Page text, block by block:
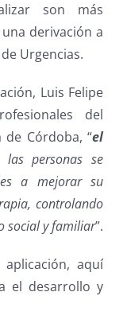
son más
derivación a
Urgencias.
Luis Felipe
del
Córdoba, “el
las personas se
a mejorar su
controlando
social y familiar”.
aquí
el desarrollo y